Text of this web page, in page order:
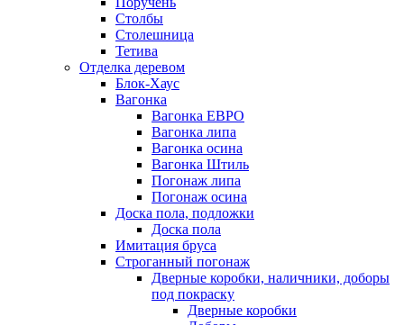
Столбы
Столешница
Тетива
Отделка деревом
Блок-Хаус
Вагонка
Вагонка ЕВРО
Вагонка липа
Вагонка осина
Вагонка Штиль
Погонаж липа
Погонаж осина
Доска пола, подложки
Доска пола
Имитация бруса
Строганный погонаж
Дверные коробки, наличники, доборы
под покраску
Дверные коробки